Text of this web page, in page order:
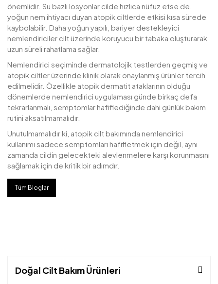
önemlidir. Su bazlı losyonlar cilde hızlıca nüfuz etse de,
yoğun nem ihtiyacı duyan atopik ciltlerde etkisi kısa sürede
kaybolabilir. Daha yoğun yapılı, bariyer destekleyici
nemlendiriciler cilt üzerinde koruyucu bir tabaka oluşturarak
uzun süreli rahatlama sağlar.
Nemlendirici seçiminde dermatolojik testlerden geçmiş ve
atopik ciltler üzerinde klinik olarak onaylanmış ürünler tercih
edilmelidir. Özellikle atopik dermatit ataklarının olduğu
dönemlerde nemlendirici uygulaması günde birkaç defa
tekrarlanmalı, semptomlar hafiflediğinde dahi günlük bakım
rutini aksatılmamalıdır.
Unutulmamalıdır ki, atopik cilt bakımında nemlendirici
kullanımı sadece semptomları hafifletmek için değil, aynı
zamanda cildin gelecekteki alevlenmelere karşı korunmasını
sağlamak için de kritik bir adımdır.
Tüm Bloglar
Doğal Cilt Bakım Ürünleri